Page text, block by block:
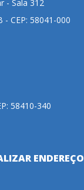
- Sala 312
- CEP: 58041-000
58410-340
ENDEREÇO